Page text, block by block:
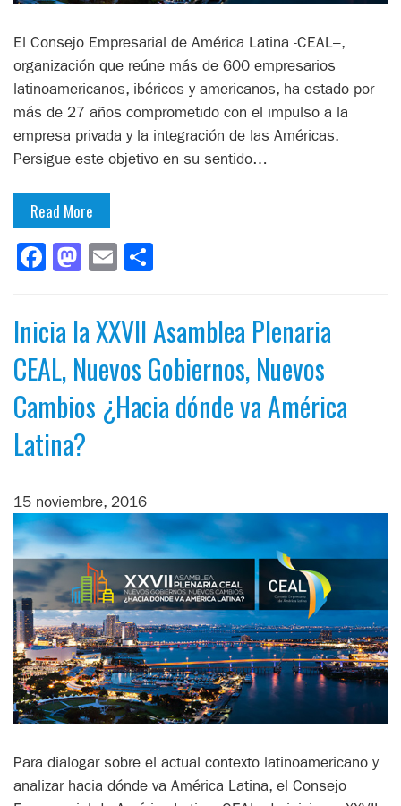
El Consejo Empresarial de América Latina -CEAL–,
organización que reúne más de 600 empresarios
latinoamericanos, ibéricos y americanos, ha estado por
más de 27 años comprometido con el impulso a la
empresa privada y la integración de las Américas.
Persigue este objetivo en su sentido…
Read More
Facebook
Mastodon
Email
Inicia la XXVII Asamblea Plenaria
CEAL, Nuevos Gobiernos, Nuevos
Cambios ¿Hacia dónde va América
Latina?
15 noviembre, 2016
Para dialogar sobre el actual contexto latinoamericano y
analizar hacia dónde va América Latina, el Consejo